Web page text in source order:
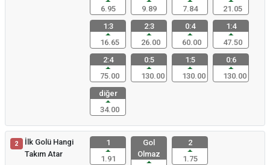
6.95
9.89
7.84
21.05
1:3
16.65
2:3
26.00
0:4
60.00
1:4
47.50
2:4
75.00
0:5
130.00
1:5
130.00
0:6
130.00
diğer
34.00
2
İlk Golü Hangi
Takım Atar
1
1.91
Gol
Olmaz
2
1.75